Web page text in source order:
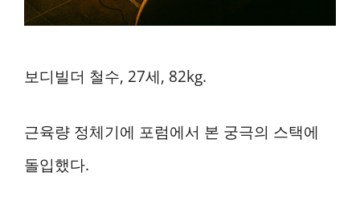
보디빌더 철수, 27세, 82kg.
근육량 정체기에 포럼에서 본 궁극의 스택에
돌입했다.